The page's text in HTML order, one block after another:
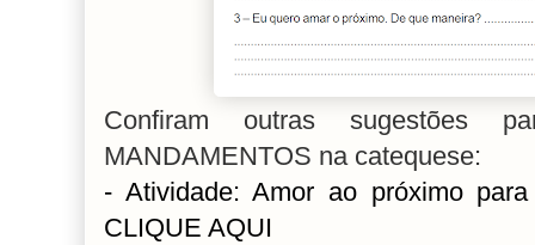
Confiram outras sugestões
MANDAMENTOS na catequese:
- Atividade: Amor ao próximo
CLIQUE AQUI